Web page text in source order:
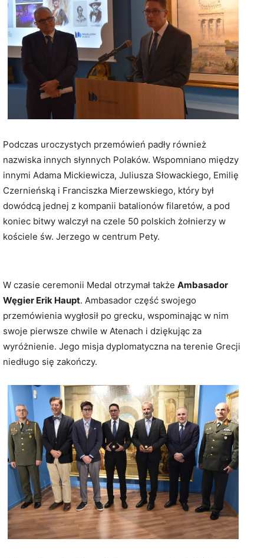
Podczas uroczystych przemówień padły również
nazwiska innych słynnych Polaków. Wspomniano między
innymi Adama Mickiewicza, Juliusza Słowackiego, Emilię
Czernieńską i Franciszka Mierzewskiego, który był
dowódcą jednej z kompanii batalionów filaretów, a pod
koniec bitwy walczył na czele 50 polskich żołnierzy w
kościele św. Jerzego w centrum Pety.
W czasie ceremonii Medal otrzymał także Ambasador
Węgier Erik Haupt. Ambasador część swojego
przemówienia wygłosił po grecku, wspominając w nim
swoje pierwsze chwile w Atenach i dziękując za
wyróżnienie. Jego misja dyplomatyczna na terenie Grecji
niedługo się zakończy.